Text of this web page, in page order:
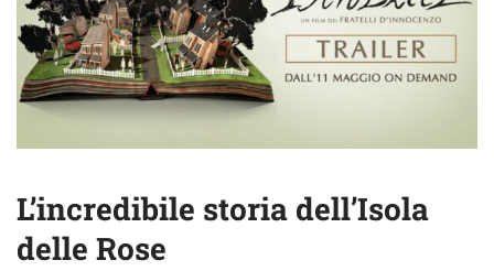
L’incredibile storia dell’Isola
delle Rose